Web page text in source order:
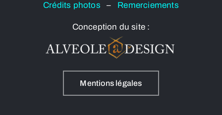
Crédits photos– Remerciements
Conception du site :
Mentions légales